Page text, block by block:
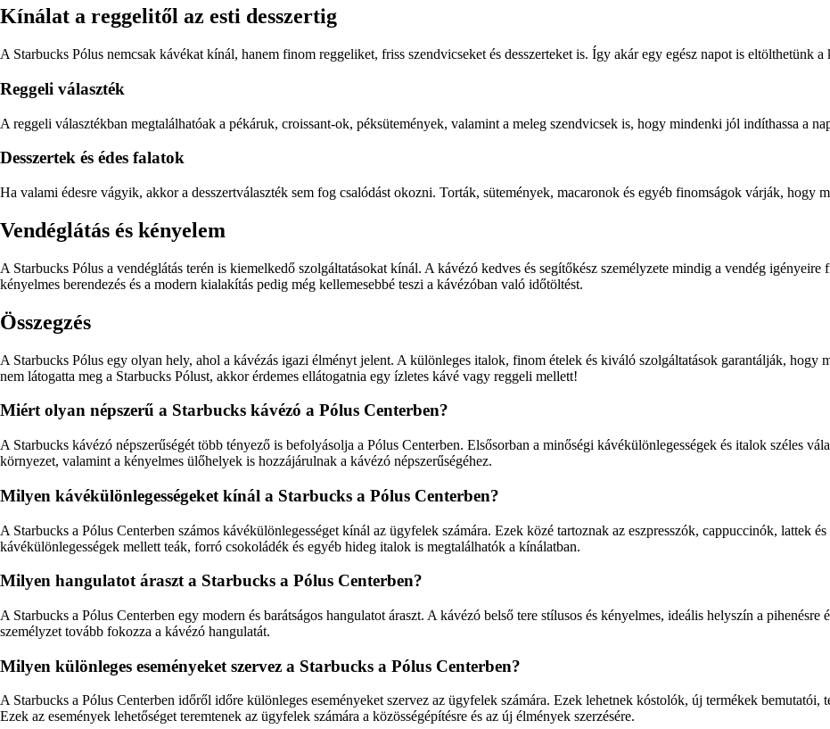
Kínálat a reggelitől az esti desszertig
A Starbucks Pólus nemcsak kávékat kínál, hanem finom reggeliket, friss szendvicseket és desszerteket is. Így akár egy egész napot is eltölthetünk
Reggeli választék
A reggeli választékban megtalálhatóak a pékáruk, croissant-ok, péksütemények, valamint a meleg szendvicsek is, hogy mindenki jól indíthassa a
Desszertek és édes falatok
Ha valami édesre vágyik, akkor a desszertválaszték sem fog csalódást okozni. Torták, sütemények, macaronok és egyéb finomságok várják, hogy
Vendéglátás és kényelem
A Starbucks Pólus a vendéglátás terén is kiemelkedő szolgáltatásokat kínál. A kávézó kedves és segítőkész személyzete mindig a vendég
kényelmes berendezés és a modern kialakítás pedig még kellemesebbé teszi a kávézóban való időtöltést.
Összegzés
A Starbucks Pólus egy olyan hely, ahol a kávézás igazi élményt jelent. A különleges italok, finom ételek és kiváló szolgáltatások garantálják, hogy
nem látogatta meg a Starbucks Pólust, akkor érdemes ellátogatnia egy ízletes kávé vagy reggeli mellett!
Miért olyan népszerű a Starbucks kávézó a Pólus Centerben?
A Starbucks kávézó népszerűségét több tényező is befolyásolja a Pólus Centerben. Elsősorban a minőségi kávékülönlegességek és italok széles
környezet, valamint a kényelmes ülőhelyek is hozzájárulnak a kávézó népszerűségéhez.
Milyen kávékülönlegességeket kínál a Starbucks a Pólus Centerben?
A Starbucks a Pólus Centerben számos kávékülönlegességet kínál az ügyfelek számára. Ezek közé tartoznak az eszpresszók, cappuccinók, lattek
kávékülönlegességek mellett teák, forró csokoládék és egyéb hideg italok is megtalálhatók a kínálatban.
Milyen hangulatot áraszt a Starbucks a Pólus Centerben?
A Starbucks a Pólus Centerben egy modern és barátságos hangulatot áraszt. A kávézó belső tere stílusos és kényelmes, ideális helyszín a
személyzet tovább fokozza a kávézó hangulatát.
Milyen különleges eseményeket szervez a Starbucks a Pólus Centerben?
A Starbucks a Pólus Centerben időről időre különleges eseményeket szervez az ügyfelek számára. Ezek lehetnek kóstolók, új termékek
Ezek az események lehetőséget teremtenek az ügyfelek számára a közösségépítésre és az új élmények szerzésére.